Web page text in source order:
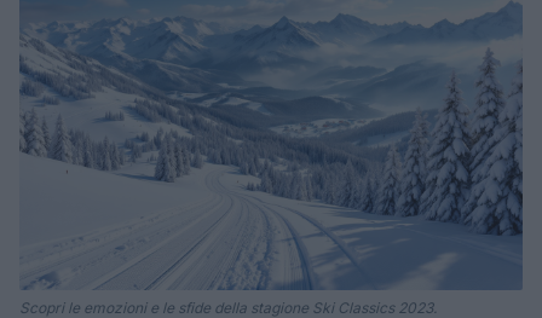
Scopri le emozioni e le sfide della stagione Ski Classics 2023.